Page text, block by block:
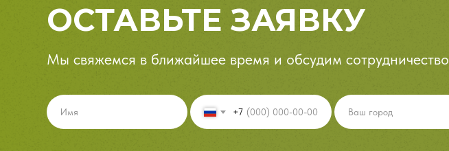
ОСТАВЬТЕ ЗАЯВКУ
Мы свяжемся в ближайшее время и обсудим сотрудничество
+7